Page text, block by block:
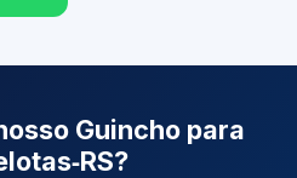
Guincho para